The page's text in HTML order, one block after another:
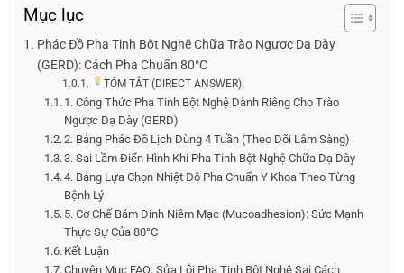
Mục lục
Phác Đồ Pha Tinh Bột Nghệ Chữa Trào Ngược Dạ Dày
(GERD): Cách Pha Chuẩn 80°C
TÓM TẮT (DIRECT ANSWER):
1. Công Thức Pha Tinh Bột Nghệ Dành Riêng Cho Trào
Ngược Dạ Dày (GERD)
2. Bảng Phác Đồ Lịch Dùng 4 Tuần (Theo Dõi Lâm Sàng)
3. Sai Lầm Điển Hình Khi Pha Tinh Bột Nghệ Chữa Dạ Dày
4. Bảng Lựa Chọn Nhiệt Độ Pha Chuẩn Y Khoa Theo Từng
Bệnh Lý
5. Cơ Chế Bám Dính Niêm Mạc (Mucoadhesion): Sức Mạnh
Thực Sự Của 80°C
Kết Luận
Chuyên Mục FAQ: Sửa Lỗi Pha Tinh Bột Nghệ Sai Cách